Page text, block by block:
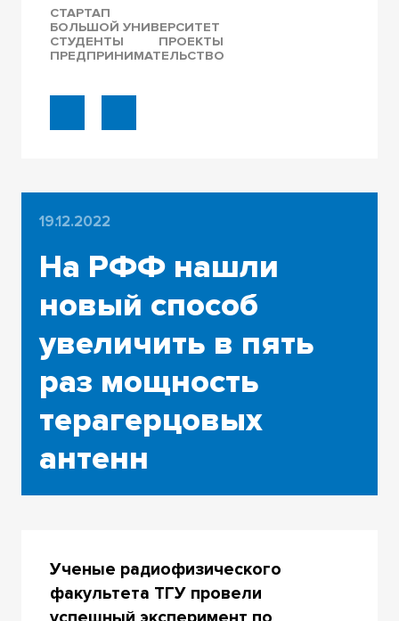
СТАРТАП
БОЛЬШОЙ УНИВЕРСИТЕТ
СТУДЕНТЫ
ПРОЕКТЫ
ПРЕДПРИНИМАТЕЛЬСТВО
19.12.2022
На РФФ нашли
новый способ
увеличить в пять
раз мощность
терагерцовых
антенн
Ученые радиофизического
факультета ТГУ провели